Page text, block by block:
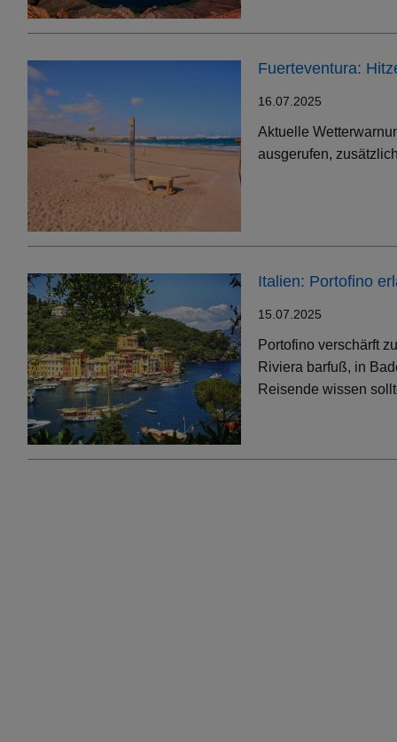
Fuerteventura:
16.07.2025
Aktuelle
ausgerufen,
Italien: Portofino
15.07.2025
Portofino verschärft
Riviera barfuß, in
Reisende wissen